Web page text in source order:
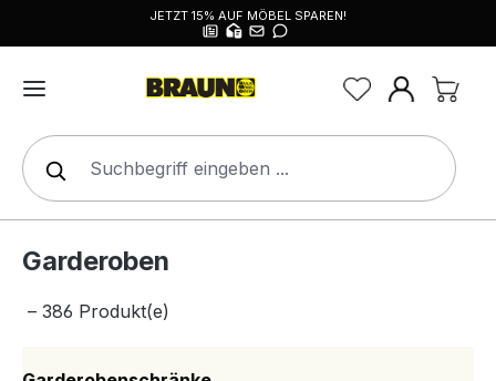
JETZT 15% AUF MÖBEL SPAREN!
Garderoben
– 386 Produkt(e)